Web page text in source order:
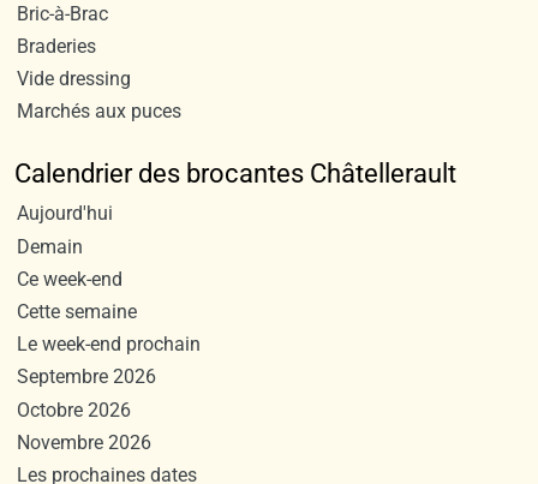
Bric-à-Brac
Braderies
Vide dressing
Marchés aux puces
Calendrier des brocantes Châtellerault
Aujourd'hui
Demain
Ce week-end
Cette semaine
Le week-end prochain
Septembre 2026
Octobre 2026
Novembre 2026
Les prochaines dates